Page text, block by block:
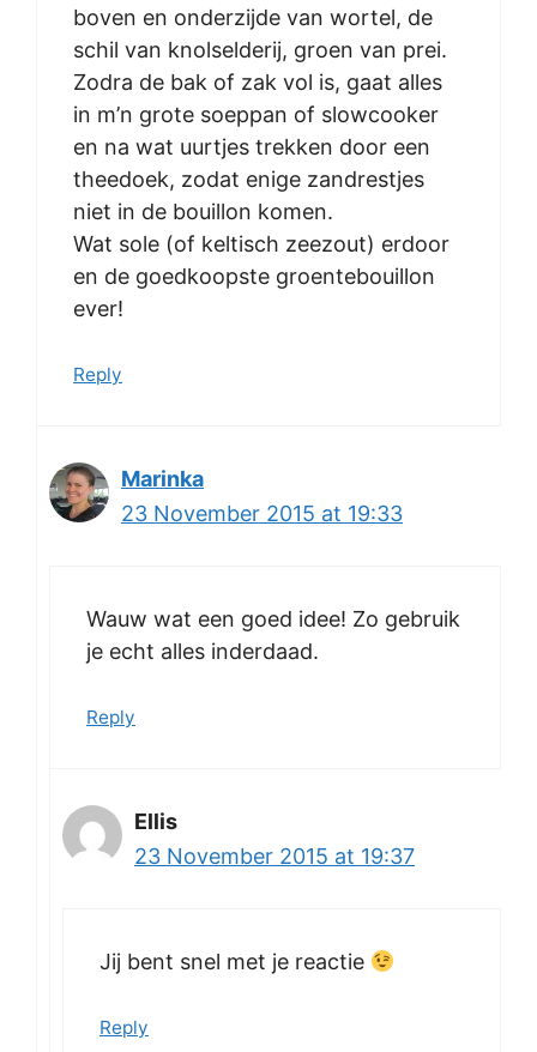
boven en onderzijde van wortel, de
schil van knolselderij, groen van prei.
Zodra de bak of zak vol is, gaat alles
in m’n grote soeppan of slowcooker
en na wat uurtjes trekken door een
theedoek, zodat enige zandrestjes
niet in de bouillon komen.
Wat sole (of keltisch zeezout) erdoor
en de goedkoopste groentebouillon
ever!
Reply
Marinka
23 November 2015 at 19:33
Wauw wat een goed idee! Zo gebruik
je echt alles inderdaad.
Reply
Ellis
23 November 2015 at 19:37
Jij bent snel met je reactie
Reply